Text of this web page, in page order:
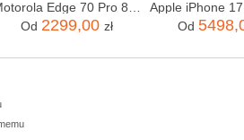
Od 2299,00 zł Od